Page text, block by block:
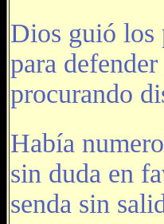
Dios guió los
para
procurando
Había
sin duda en
senda sin